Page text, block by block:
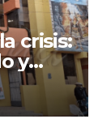
crisis:
y